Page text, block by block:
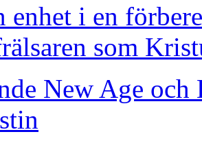
enhet i en
som
New Age